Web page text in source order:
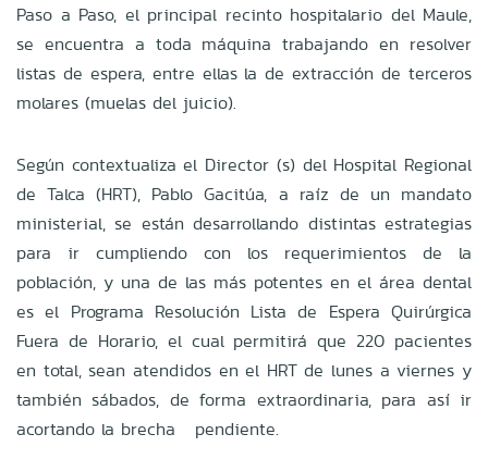
Paso a Paso, el principal recinto hospitalario del Maule,
se encuentra a toda máquina trabajando en resolver
listas de espera, entre ellas la de extracción de terceros
molares (muelas del juicio).
Según contextualiza el Director (s) del Hospital Regional
de Talca (HRT), Pablo Gacitúa, a raíz de un mandato
ministerial, se están desarrollando distintas estrategias
para ir cumpliendo con los requerimientos de la
población, y una de las más potentes en el área dental
es el Programa Resolución Lista de Espera Quirúrgica
Fuera de Horario, el cual permitirá que 220 pacientes
en total, sean atendidos en el HRT de lunes a viernes y
también sábados, de forma extraordinaria, para así ir
acortando la brecha pendiente.